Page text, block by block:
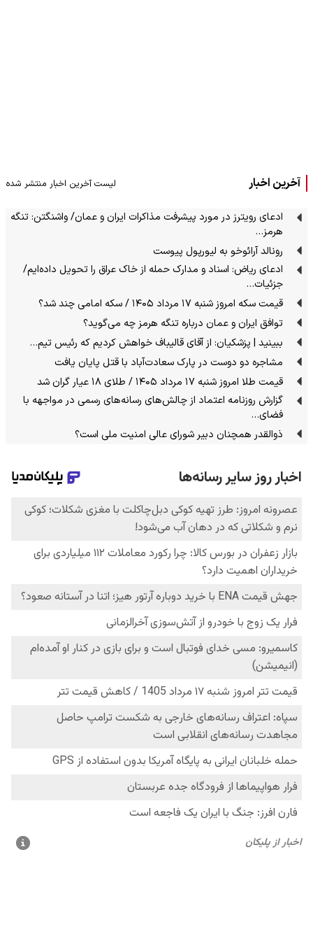
آخرین اخبار لیست آخرین اخبار منتشر شده
ادعای رویترز در مورد پیشرفت مذاکرات ایران و عمان/ واشنگتن: تنگه
هرمز…
رونالد آرائوخو به لیورپول پیوست
ادعای ریاض: اسناد و مدارک حمله از خاک عراق را تحویل داده‌ایم/
جزئیات…
قیمت سکه امروز شنبه ۱۷ مرداد ۱۴۰۵ / سکه امامی چند شد؟
توافق ایران و عمان درباره تنگه هرمز چه می‌گوید؟
ببینید | پزشکیان: از آقای قالیباف خواهش کردیم که رئیس تیم…
مشاجره دو دوست در پارک سعادت‌آباد با قتل پایان یافت
قیمت طلا امروز شنبه ۱۷ مرداد ۱۴۰۵ / طلای ۱۸ عیار گران شد
گزارش روزنامه اعتماد از چالش‌های رسانه‌های رسمی در مواجهه با
فضای…
ذوالقدر همچنان دبیر شورای ‌عالی امنیت ملی است؟